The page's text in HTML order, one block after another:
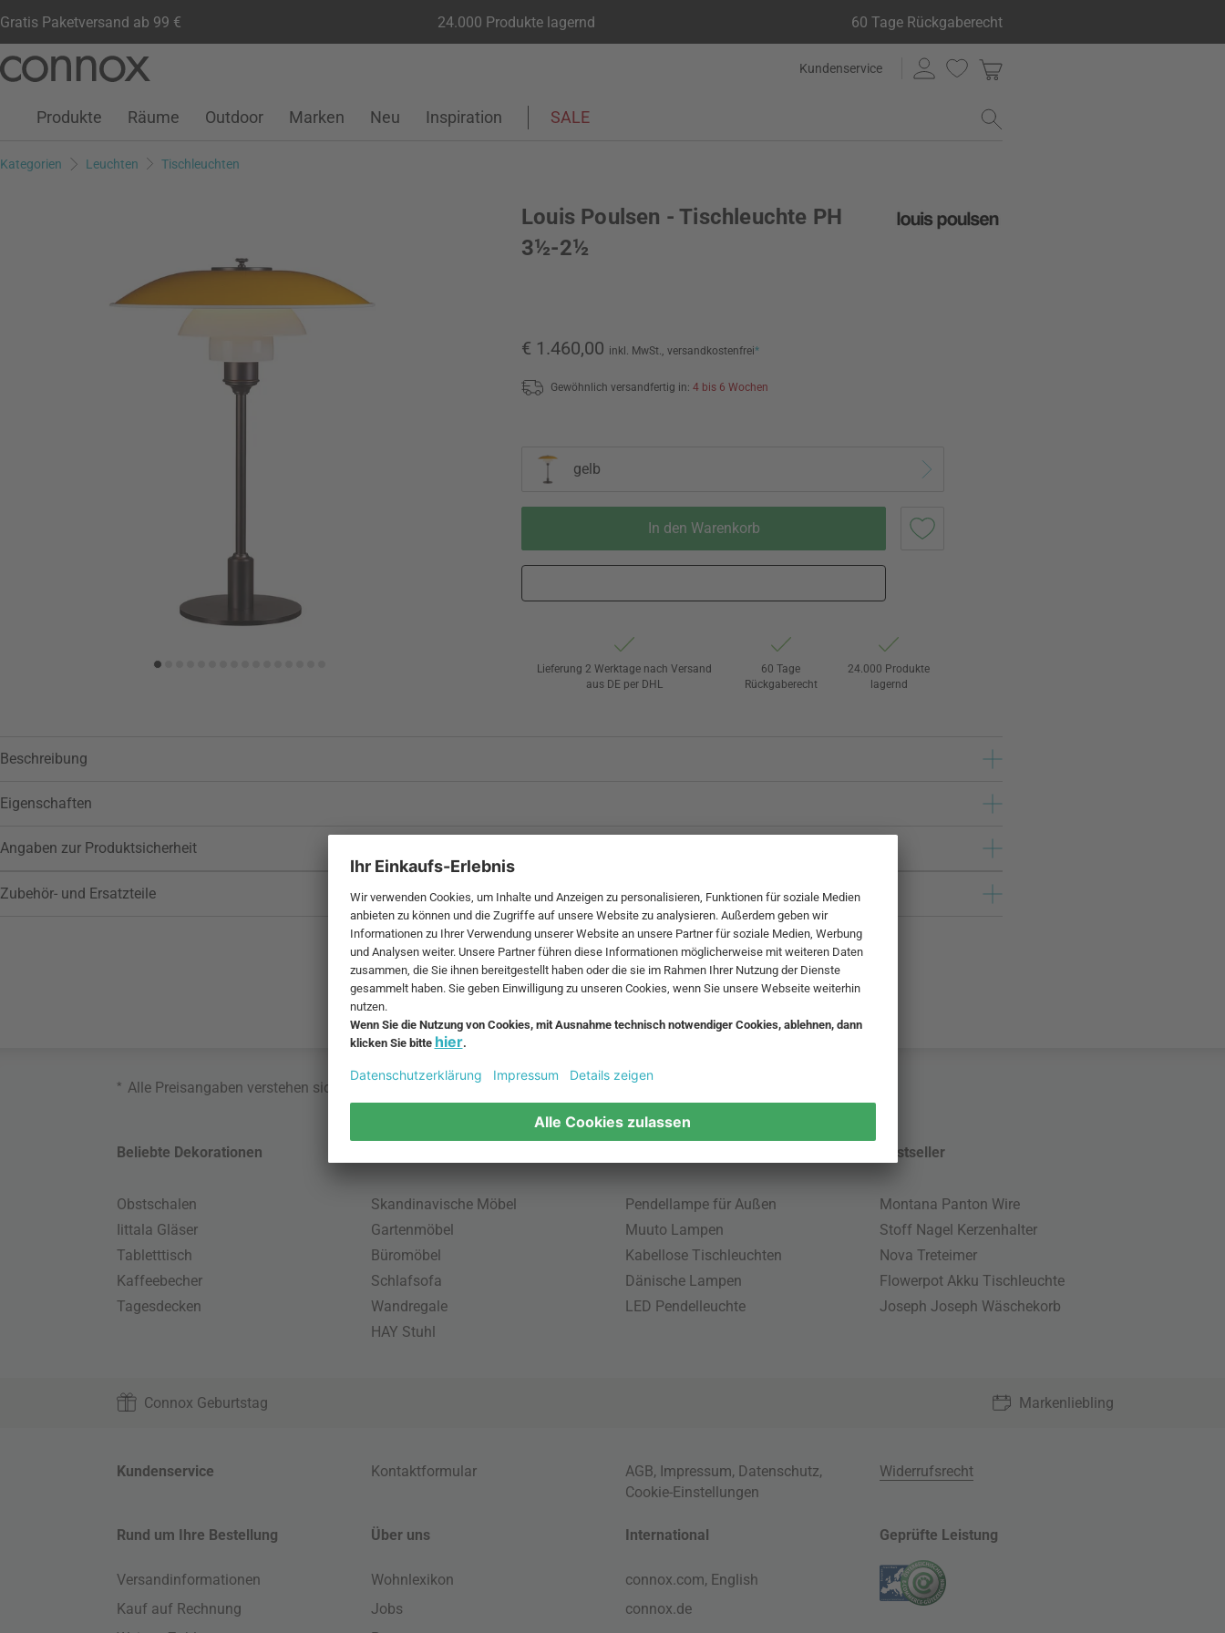
Gratis Paketversand ab 99 € 24.000 Produkte lagernd 60 Tage Rückgaberecht
Seiteninhalt
Suchfeld
Kundenservice
Kundenkonto
Wunschliste
Warenkorb
Produkte Räume Outdoor Marken Neu Inspiration SALE
Kategorien Leuchten Tischleuchten
Louis Poulsen - Tischleuchte PH
3½-2½
€ 1.460,00 inkl. MwSt., versandkostenfrei*
Gewöhnlich versandfertig in: 4 bis 6 Wochen
gelb
In den Warenkorb
Lieferung 2 Werktage nach Versand
aus DE per DHL
60 Tage
Rückgaberecht
24.000 Produkte
lagernd
Beschreibung
Eigenschaften
Angaben zur Produktsicherheit
Zubehör- und Ersatzteile
* Alle Preisangaben verstehen sich inklusive MwSt. und zzgl.Versandkosten
Beliebte Dekorationen
Obstschalen
Iittala Gläser
Tabletttisch
Kaffeebecher
Tagesdecken
Skandinavische Möbel
Gartenmöbel
Büromöbel
Schlafsofa
Wandregale
HAY Stuhl
Pendellampe für Außen
Muuto Lampen
Kabellose Tischleuchten
Dänische Lampen
LED Pendelleuchte
Bestseller
Montana Panton Wire
Stoff Nagel Kerzenhalter
Nova Treteimer
Flowerpot Akku Tischleuchte
Joseph Joseph Wäschekorb
Connox Geburtstag Markenliebling
Kundenservice Kontaktformular AGB, Impressum, Datenschutz,
Cookie-Einstellungen
Widerrufsrecht
Rund um Ihre Bestellung
Versandinformationen
Kauf auf Rechnung
Über uns
Wohnlexikon
Jobs
International
connox.com, English
connox.de
Geprüfte Leistung